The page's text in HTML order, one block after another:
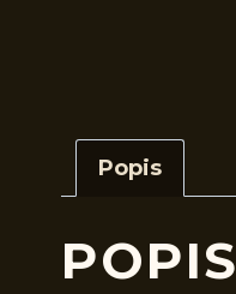
Popis
POPIS